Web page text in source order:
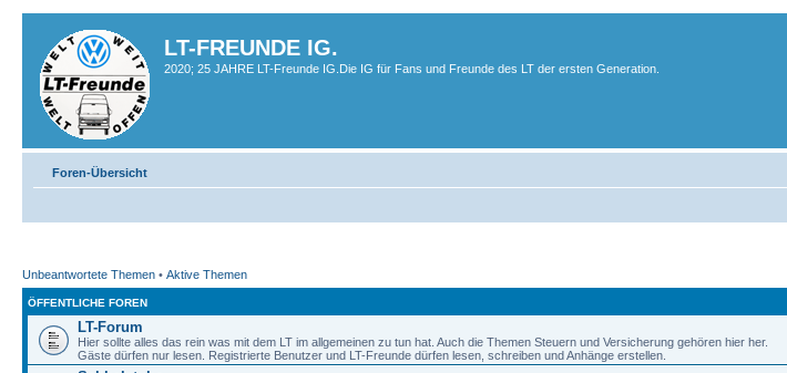
LT-FREUNDE IG.
2020; 25 JAHRE LT-Freunde IG.Die IG für Fans und Freunde des LT der ersten Generation.
Foren-Übersicht
Unbeantwortete Themen • Aktive Themen
ÖFFENTLICHE FOREN
LT-Forum
Hier sollte alles das rein was mit dem LT im allgemeinen zu tun hat. Auch die Themen Steuern und Versicherung gehören hier her.
Gäste dürfen nur lesen. Registrierte Benutzer und LT-Freunde dürfen lesen, schreiben und Anhänge erstellen.